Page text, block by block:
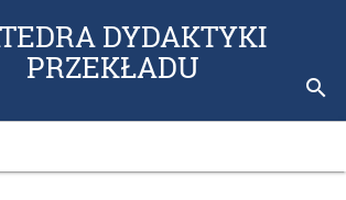
DYDAKTYKI
PRZEKŁADU
search